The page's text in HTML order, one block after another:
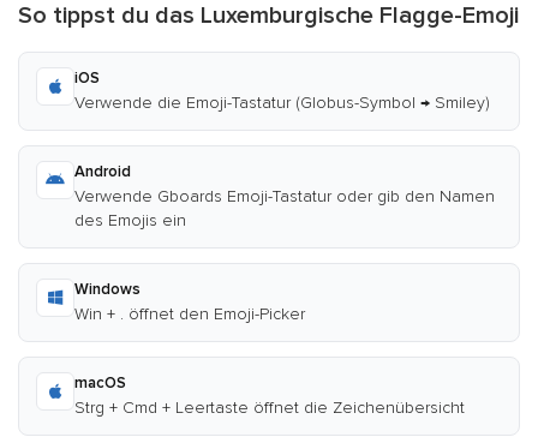
So tippst du das Luxemburgische Flagge-Emoji
iOS
Verwende die Emoji-Tastatur (Globus-Symbol → Smiley)
Android
Verwende Gboards Emoji-Tastatur oder gib den Namen
des Emojis ein
Windows
Win + . öffnet den Emoji-Picker
macOS
Strg + Cmd + Leertaste öffnet die Zeichenübersicht